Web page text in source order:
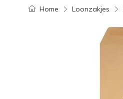
Home Loonzakjes